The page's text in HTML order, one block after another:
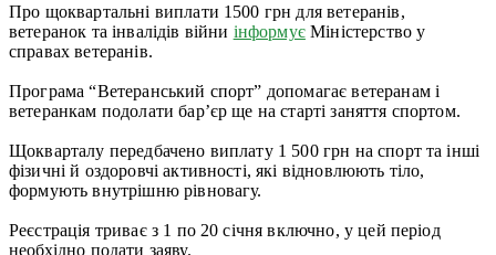
Про щоквартальні виплати 1500 грн для ветеранів,
ветеранок та інвалідів війни інформуєМіністерство у
справах ветеранів.
Програма “Ветеранський спорт” допомагає ветеранам і
ветеранкам подолати бар’єр ще на старті заняття спортом.
Щокварталу передбачено виплату 1 500 грн на спорт та інші
фізичні й оздоровчі активності, які відновлюють тіло,
формують внутрішню рівновагу.
Реєстрація триває з 1 по 20 січня включно, у цей період
необхідно подати заяву.